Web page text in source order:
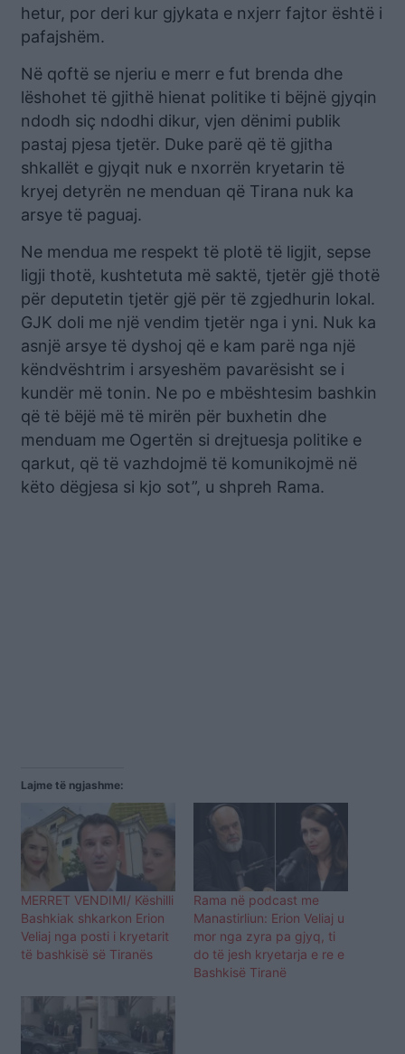
hetur, por deri kur gjykata e nxjerr fajtor është i
pafajshëm.
Në qoftë se njeriu e merr e fut brenda dhe
lëshohet të gjithë hienat politike ti bëjnë gjyqin
ndodh siç ndodhi dikur, vjen dënimi publik
pastaj pjesa tjetër. Duke parë që të gjitha
shkallët e gjyqit nuk e nxorrën kryetarin të
kryej detyrën ne menduan që Tirana nuk ka
arsye të paguaj.
Ne mendua me respekt të plotë të ligjit, sepse
ligji thotë, kushtetuta më saktë, tjetër gjë thotë
për deputetin tjetër gjë për të zgjedhurin lokal.
GJK doli me një vendim tjetër nga i yni. Nuk ka
asnjë arsye të dyshoj që e kam parë nga një
këndvështrim i arsyeshëm pavarësisht se i
kundër më tonin. Ne po e mbështesim bashkin
që të bëjë më të mirën për buxhetin dhe
menduam me Ogertën si drejtuesja politike e
qarkut, që të vazhdojmë të komunikojmë në
këto dëgjesa si kjo sot”, u shpreh Rama.
Lajme të ngjashme:
MERRET VENDIMI/ Këshilli
Bashkiak shkarkon Erion
Veliaj nga posti i kryetarit
të bashkisë së Tiranës
Rama në podcast me
Manastirliun: Erion Veliaj u
mor nga zyra pa gjyq, ti
do të jesh kryetarja e re e
Bashkisë Tiranë